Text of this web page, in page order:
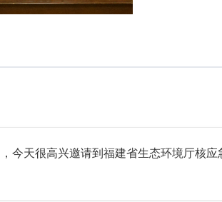
今天很高兴邀请到福建省生态环境厅核